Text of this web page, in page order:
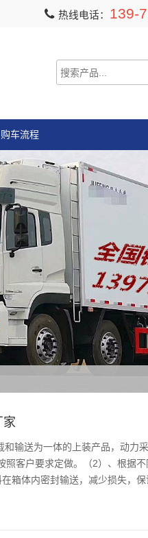
热线电话： 139-
购车流程
家
输送为一体的上装产品，动力
照客户要求定做。（2）、根据
箱体内密封输送，减少损失，保